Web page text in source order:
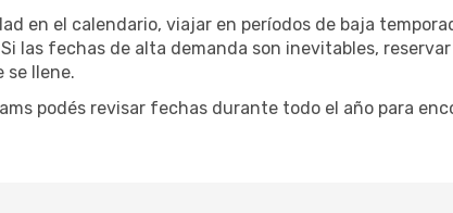
en el calendario, viajar en períodos de baja
las fechas de alta demanda son inevitables,
se llene.
podés revisar fechas durante todo el año para